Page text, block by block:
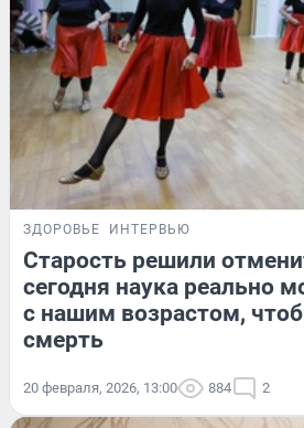
ЗДОРОВЬЕ ИНТЕРВЬЮ
Старость решили
сегодня наука реально
с нашим возрастом,
смерть
20 февраля, 2026, 13:00 884 2